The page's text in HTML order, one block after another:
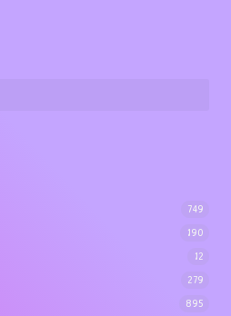
749
190
12
279
895